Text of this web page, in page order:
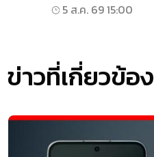
5 ส.ค. 69 15:00
ข่าวที่เกี่ยวข้อง